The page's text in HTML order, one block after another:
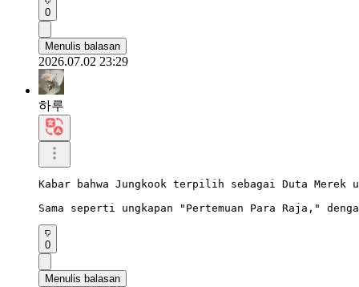
0
Menulis balasan
2026.07.02 23:29
하루
Kabar bahwa Jungkook terpilih sebagai Duta
Sama seperti ungkapan "Pertemuan Para Raja,"
0
Menulis balasan